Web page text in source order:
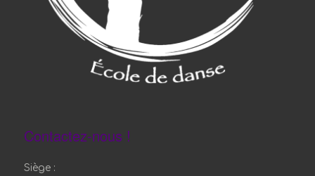
Contactez-nous !
Siège :